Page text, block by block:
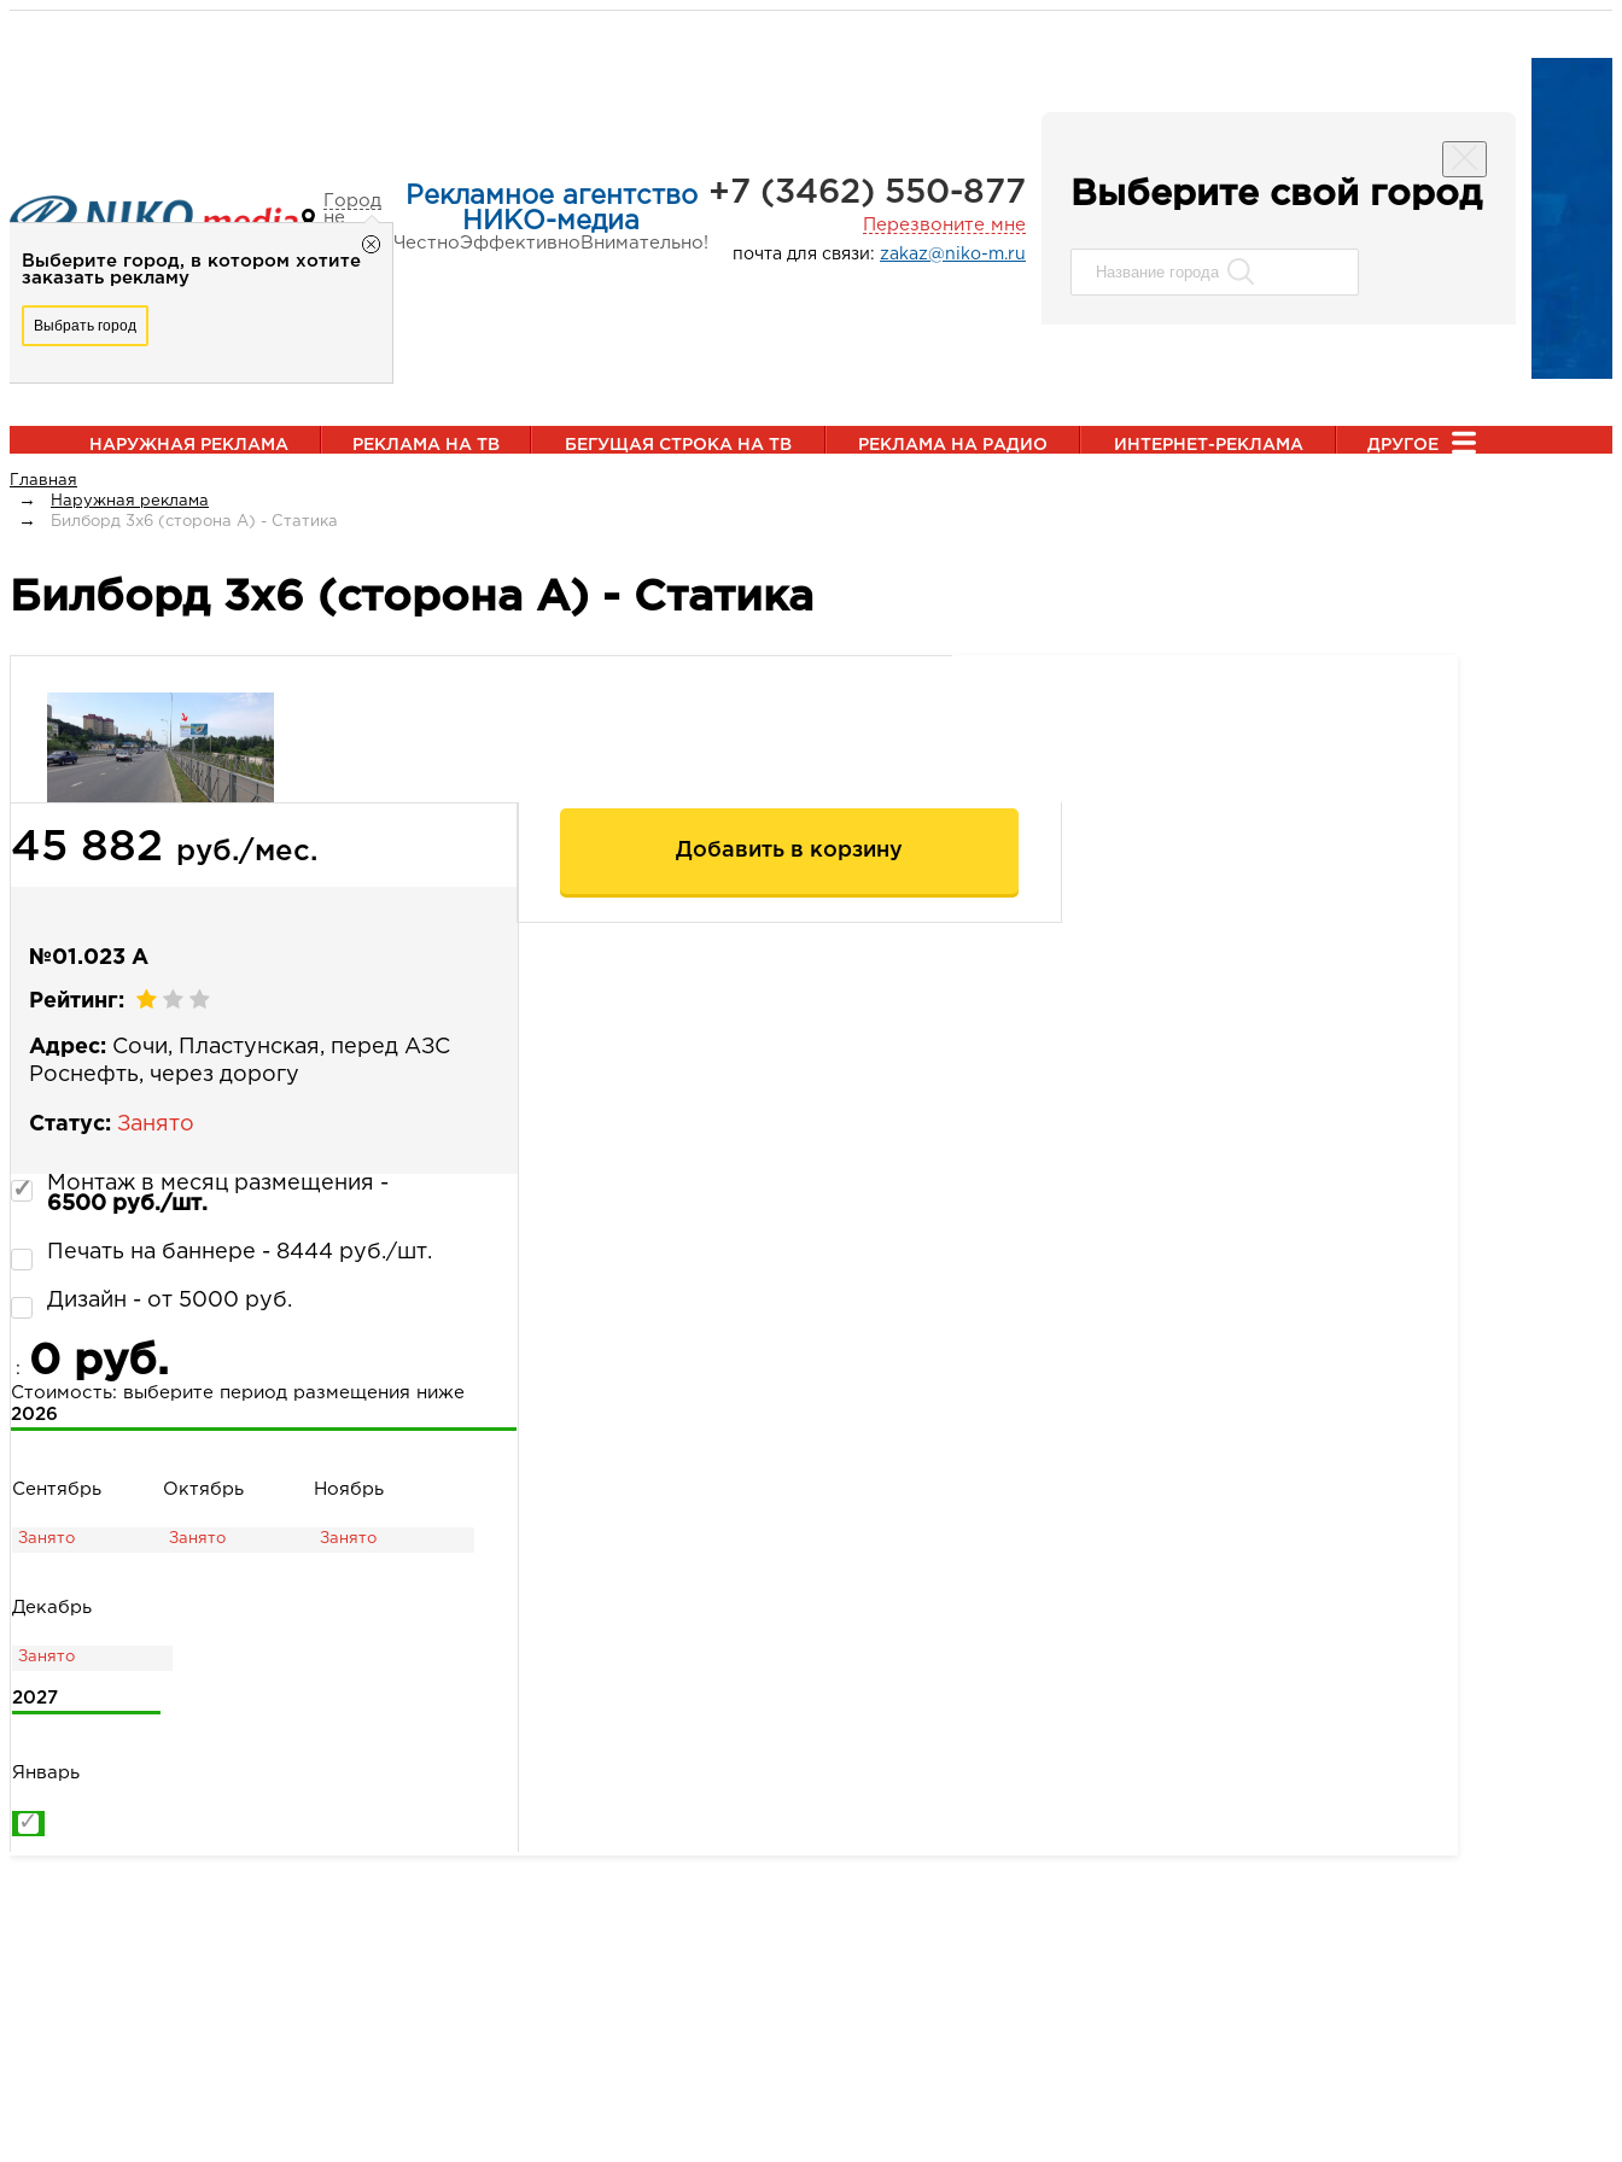
Город
не
выбран
Выберите город, в котором хотите
заказать рекламу
Выбрать город
Рекламное агентство
НИКО-медиа
ЧестноЭффективно Внимательно!
+7 (3462) 550-877
Перезвоните мне
почта для связи: zakaz@niko-m.ru
Выберите свой город
НАРУЖНАЯ РЕКЛАМА РЕКЛАМА НА ТВ БЕГУЩАЯ СТРОКА НА ТВ РЕКЛАМА НА РАДИО ИНТЕРНЕТ-РЕКЛАМА ДРУГОЕ
Главная
Наружная реклама
Билборд 3х6 (сторона А) - Статика
Билборд 3х6 (сторона А) - Статика
45 882 руб./мес.
№01.023 А
Рейтинг:
Адрес: Сочи, Пластунская, перед АЗС
Роснефть, через дорогу
Статус: Занято
Монтаж в месяц размещения -
6500 руб./шт.
Печать на баннере - 8444 руб./шт.
Дизайн - от 5000 руб.
: 0 руб.
Стоимость: выберите период размещения ниже
2026
Сентябрь Октябрь Ноябрь
Декабрь
2027
Январь
Добавить в корзину